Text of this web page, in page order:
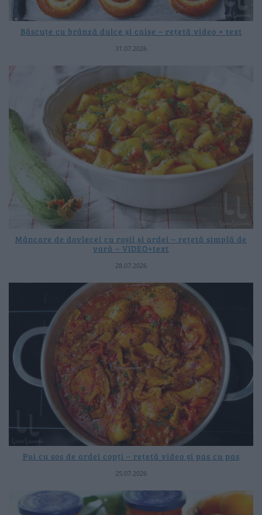
Băscuțe cu brânză dulce și caise – rețetă video + text
31.07.2026
Mâncare de dovlecei cu roșii și ardei – rețetă simplă de
vară – VIDEO+text
28.07.2026
Pui cu sos de ardei copți – rețetă video și pas cu pas
25.07.2026